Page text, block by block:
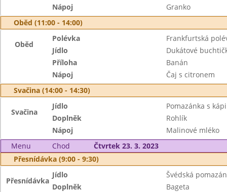
Nápoj
Granko
Oběd (11:00 - 14:00)
Oběd
Polévka
Frankfurtská
Jídlo
Dukátové
Příloha
Banán
Nápoj
Čaj s citronem
Svačina (14:00 - 14:30)
Svačina
Jídlo
Pomazánka s
Doplněk
Rohlík
Nápoj
Malinové mléko
Menu
Chod
Čtvrtek 23. 3. 2023
Přesnídávka (9:00 - 9:30)
Přesnídávka
Jídlo
Švédská
Doplněk
Bageta